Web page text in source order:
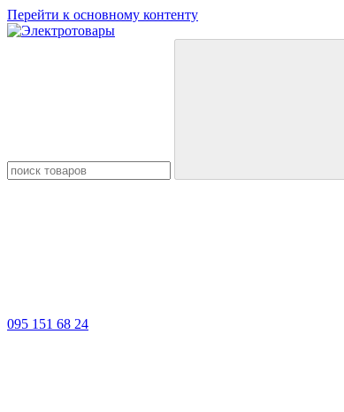
Перейти к основному контенту
095 151 68 24